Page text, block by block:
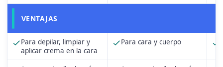
VENTAJAS
Para depilar, limpiar y
aplicar crema en la cara
Para cara y cuerpo